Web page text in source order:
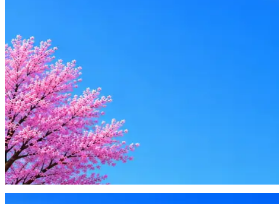
AI генерация сопроводительных писем
4 990 ₽/мес
Купить доступ
Будьте осторожны: если работодатель просит войти через
деньги — это мошенники.
Жмите Пожаловаться ·Гайд по безопасности